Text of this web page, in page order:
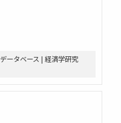
ータベース | 経済学研究